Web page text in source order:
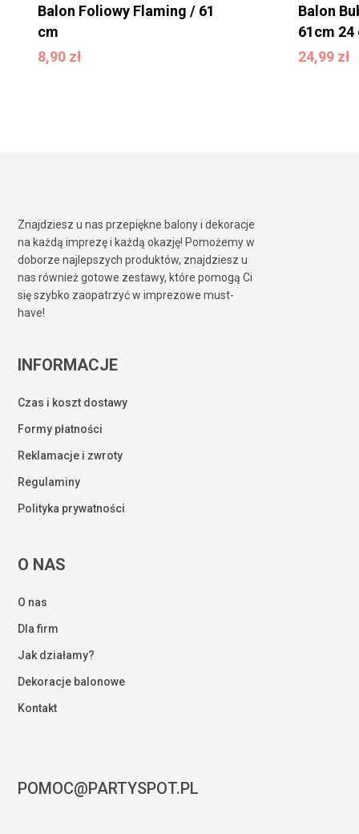
Balon Foliowy Flaming / 61
cm
8,90 zł
8,90zł
Balon
61cm 24
24,99 zł
24,99zł
Znajdziesz u nas przepiękne balony i dekoracje
na każdą imprezę i każdą okazję! Pomożemy w
doborze najlepszych produktów, znajdziesz u
nas również gotowe zestawy, które pomogą Ci
się szybko zaopatrzyć w imprezowe must-
have!
INFORMACJE
Czas i koszt dostawy
Formy płatności
Reklamacje i zwroty
Regulaminy
Polityka prywatności
O NAS
O nas
Dla firm
Jak działamy?
Dekoracje balonowe
Kontakt
POMOC@PARTYSPOT.PL